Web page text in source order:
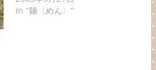
In “麺〈めん〉”